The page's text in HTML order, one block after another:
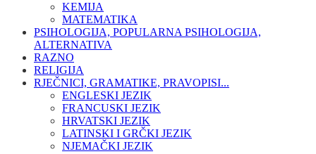
KEMIJA
MATEMATIKA
PSIHOLOGIJA, POPULARNA PSIHOLOGIJA,
ALTERNATIVA
RAZNO
RELIGIJA
RJEČNICI, GRAMATIKE, PRAVOPISI...
ENGLESKI JEZIK
FRANCUSKI JEZIK
HRVATSKI JEZIK
LATINSKI I GRČKI JEZIK
NJEMAČKI JEZIK